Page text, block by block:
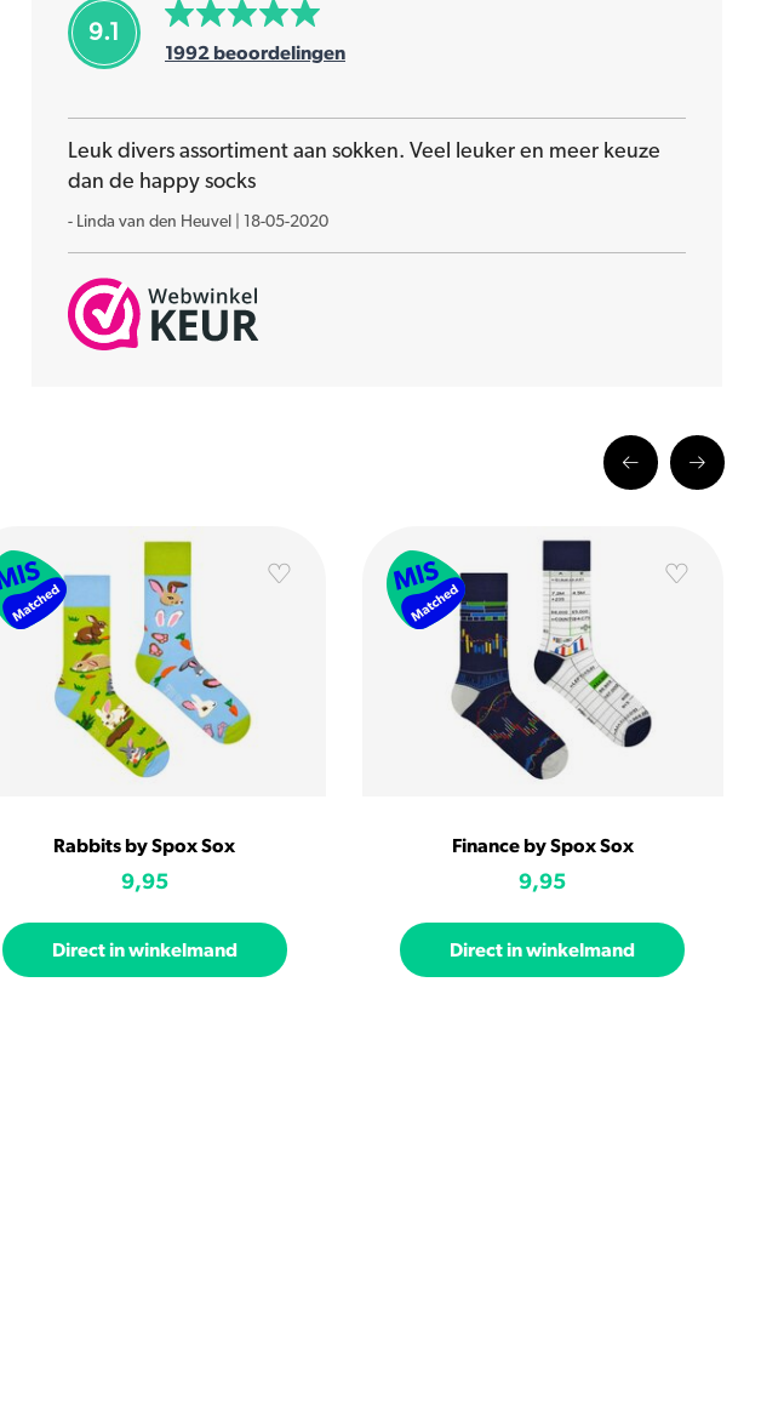
9.1
1992 beoordelingen
Leuk divers assortiment aan sokken. Veel leuker en meer keuze
dan de happy socks
- Linda van den Heuvel 18-05-2020
Rabbits by Spox Sox
9,95
Direct in winkelmand
Finance by Spox Sox
9,95
Direct in winkelmand